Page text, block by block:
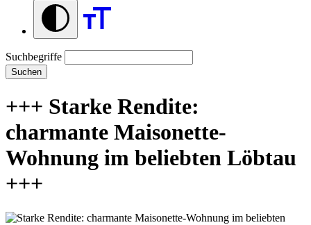
Suchbegriffe
Suchen
+++ Starke Rendite:
charmante Maisonette-
Wohnung im beliebten Löbtau
+++